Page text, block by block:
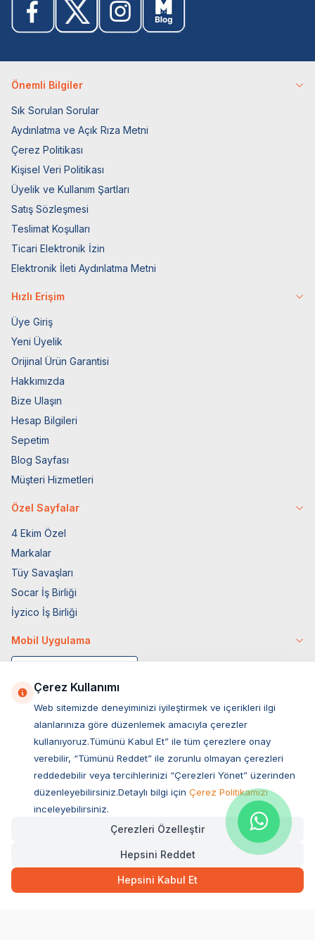
Önemli Bilgiler
Sık Sorulan Sorular
Aydınlatma ve Açık Rıza Metni
Çerez Politikası
Kişisel Veri Politikası
Üyelik ve Kullanım Şartları
Satış Sözleşmesi
Teslimat Koşulları
Ticari Elektronik İzin
Elektronik İleti Aydınlatma Metni
Hızlı Erişim
Üye Giriş
Yeni Üyelik
Orijinal Ürün Garantisi
Hakkımızda
Bize Ulaşın
Hesap Bilgileri
Sepetim
Blog Sayfası
Müşteri Hizmetleri
Özel Sayfalar
4 Ekim Özel
Markalar
Tüy Savaşları
Socar İş Birliği
İyzico İş Birliği
Mobil Uygulama
Müşteri Hizmetleri
Sıkça Sorulan Sorular
Ovacık Mah. Hacıoğlu Sok. No:13 Başiskele / KOCAELİ
Müşteri Destek Hattı
Çerez Kullanımı
Web sitemizde deneyiminizi iyileştirmek ve içerikleri ilgi
alanlarınıza göre düzenlemek amacıyla çerezler
kullanıyoruz.Tümünü Kabul Et” ile tüm çerezlere onay
verebilir, “Tümünü Reddet” ile zorunlu olmayan çerezleri
reddedebilir veya tercihlerinizi “Çerezleri Yönet” üzerinden
düzenleyebilirsiniz.Detaylı bilgi için Çerez Politikamızı
inceleyebilirsiniz.
Çerezleri Özelleştir
Hepsini Reddet
Hepsini Kabul Et